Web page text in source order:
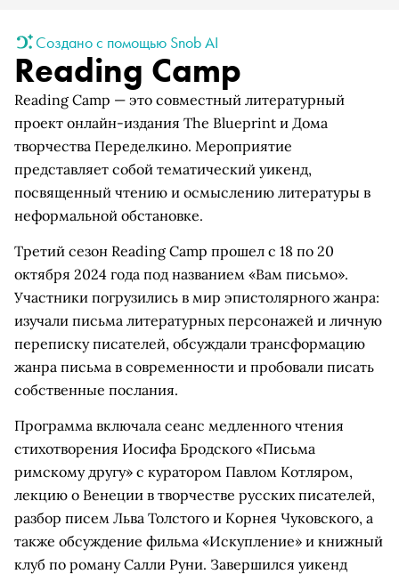
Создано с помощью Snob AI
Reading Camp
Reading Camp — это совместный литературный
проект онлайн-издания The Blueprint и Дома
творчества Переделкино. Мероприятие
представляет собой тематический уикенд,
посвященный чтению и осмыслению литературы в
неформальной обстановке.
Третий сезон Reading Camp прошел с 18 по 20
октября 2024 года под названием «Вам письмо».
Участники погрузились в мир эпистолярного жанра:
изучали письма литературных персонажей и личную
переписку писателей, обсуждали трансформацию
жанра письма в современности и пробовали писать
собственные послания.
Программа включала сеанс медленного чтения
стихотворения Иосифа Бродского «Письма
римскому другу» с куратором Павлом Котляром,
лекцию о Венеции в творчестве русских писателей,
разбор писем Льва Толстого и Корнея Чуковского, а
также обсуждение фильма «Искупление» и книжный
клуб по роману Салли Руни. Завершился уикенд